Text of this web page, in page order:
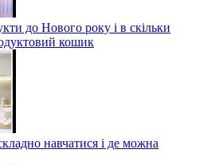
до Нового року і в скільки
кошик
навчатися і де можна